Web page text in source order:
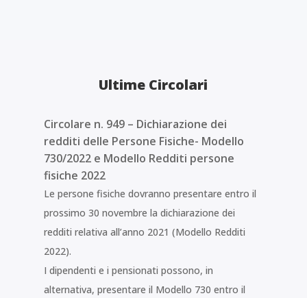
Ultime Circolari
Circolare n. 949 – Dichiarazione dei
redditi delle Persone Fisiche- Modello
730/2022 e Modello Redditi persone
fisiche 2022
Le persone fisiche dovranno presentare entro il
prossimo 30 novembre la dichiarazione dei
redditi relativa all’anno 2021 (Modello Redditi
2022).
I dipendenti e i pensionati possono, in
alternativa, presentare il Modello 730 entro il